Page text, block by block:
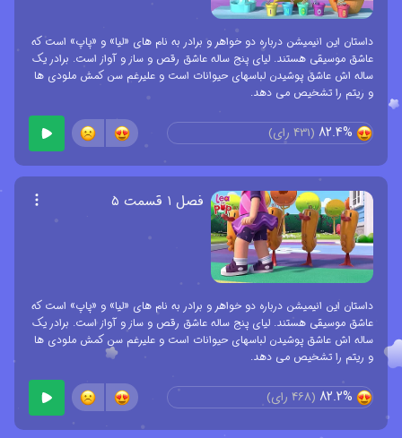
داستان این انیمیشن درباره دو خواهر و برادر به نام های «لیا» و «پاپ» است که
عاشق موسیقی هستند. لیای پنج ساله عاشق رقص و ساز و آواز است. برادر یک
ساله اش عاشق پوشیدن لباسهای حیوانات است و علیرغم سن کمش ملودی ها
و ریتم را تشخیص می دهد.
82.4%
(
431 رای)
فصل ۱ قسمت ۵
داستان این انیمیشن درباره دو خواهر و برادر به نام های «لیا» و «پاپ» است که
عاشق موسیقی هستند. لیای پنج ساله عاشق رقص و ساز و آواز است. برادر یک
ساله اش عاشق پوشیدن لباسهای حیوانات است و علیرغم سن کمش ملودی ها
و ریتم را تشخیص می دهد.
82.2%
(
468 رای)